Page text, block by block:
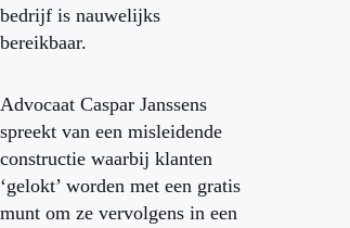
bedrijf is nauwelijks
bereikbaar.
Advocaat Caspar Janssens
spreekt van een misleidende
constructie waarbij klanten
‘gelokt’ worden met een gratis
munt om ze vervolgens in een